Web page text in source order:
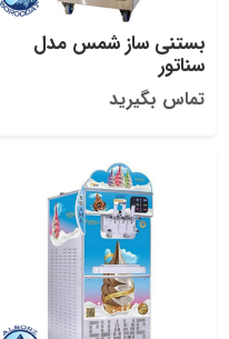
بستنی ساز شمس مدل
سناتور
تماس بگیرید